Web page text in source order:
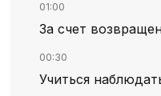
01:00
За счет
00:30
Учиться